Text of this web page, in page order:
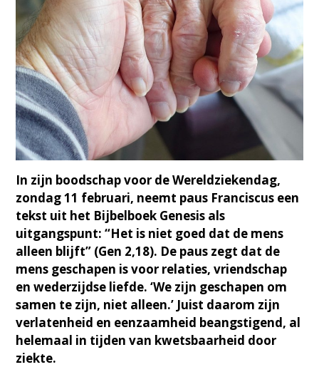
In zijn boodschap voor de Wereldziekendag,
zondag 11 februari, neemt paus Franciscus een
tekst uit het Bijbelboek Genesis als
uitgangspunt: “Het is niet goed dat de mens
alleen blijft” (Gen 2,18). De paus zegt dat de
mens geschapen is voor relaties, vriendschap
en wederzijdse liefde. ‘We zijn geschapen om
samen te zijn, niet alleen.’ Juist daarom zijn
verlatenheid en eenzaamheid beangstigend, al
helemaal in tijden van kwetsbaarheid door
ziekte.